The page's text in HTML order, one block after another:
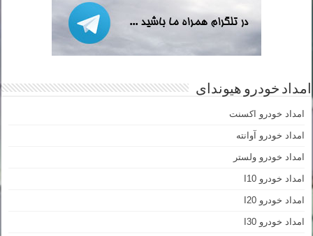
امداد خودرو هیوندای
امداد خودرو اکسنت
امداد خودرو آوانته
امداد خودرو ولستر
امداد خودرو I10
امداد خودرو I20
امداد خودرو I30